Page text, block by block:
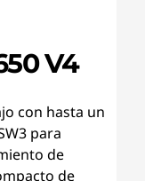
V4
con hasta un
para
de
de